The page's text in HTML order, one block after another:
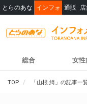
とらのあな インフォ 通販
総合 女性
TOP 「山根 綺」の記事一